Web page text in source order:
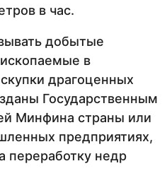
в час.
добытые
в
драгоценных
Государственным
Минфина страны или
предприятиях,
недр